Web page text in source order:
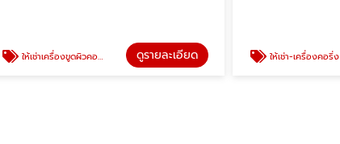
ให้เช่าเครื่องขูดผิวคอนกรีต ดูรายละเอียด ให้เช่า-เครื่องคอริ่ง